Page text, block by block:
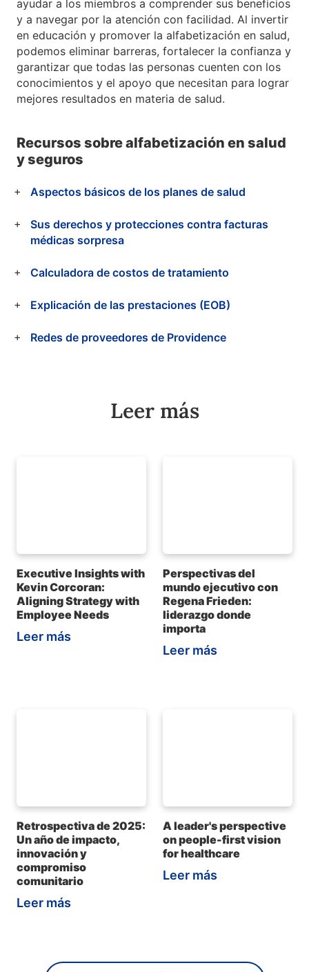
ayudar a los miembros a comprender sus beneficios
y a navegar por la atención con facilidad. Al invertir
en educación y promover la alfabetización en salud,
podemos eliminar barreras, fortalecer la confianza y
garantizar que todas las personas cuenten con los
conocimientos y el apoyo que necesitan para lograr
mejores resultados en materia de salud.
Recursos sobre alfabetización en salud
y seguros
Aspectos básicos de los planes de salud
Sus derechos y protecciones contra facturas
médicas sorpresa
Calculadora de costos de tratamiento
Explicación de las prestaciones (EOB)
Redes de proveedores de Providence
Leer más
Executive Insights with
Kevin Corcoran:
Aligning Strategy with
Employee Needs
Leer más
Perspectivas del
mundo ejecutivo con
Regena Frieden:
liderazgo donde
importa
Leer más
Retrospectiva de 2025:
Un año de impacto,
innovación y
compromiso
comunitario
Leer más
A leader's perspective
on people-first vision
for healthcare
Leer más